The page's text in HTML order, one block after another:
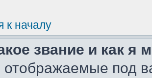
к началу
звание и как я
отображаемые под